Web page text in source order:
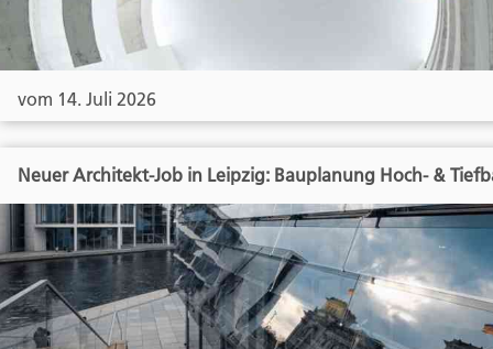
vom 14. Juli 2026
Neuer Architekt-Job in Leipzig: Bauplanung Hoch- &